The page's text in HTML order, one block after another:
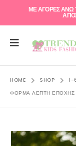
ΜΕ ΑΓΟΡΕΣ ΑΝΩ
HOME SHOP 1-
ΦΌΡΜΑ ΛΕΠΤΉ ΕΠΟΧΉΣ